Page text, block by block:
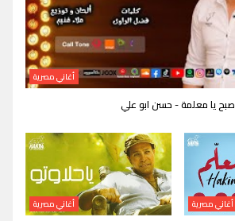
أغاني مصرية
صبح يا معلمة - حسن ابو علي
أغاني مصرية أغاني مصرية